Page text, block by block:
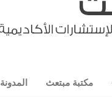
مكتبة مبتعث المدونة